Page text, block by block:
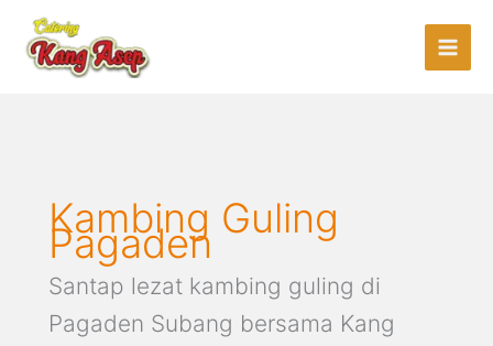
konten
Kambing Guling
Pagaden
Santap lezat kambing guling di
Pagaden Subang bersama Kang
untuk: